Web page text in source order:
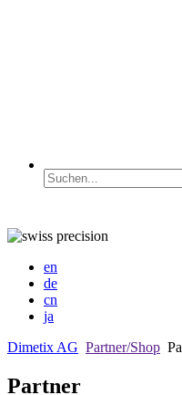
en
de
cn
ja
Dimetix AG Partner/Shop
Partner